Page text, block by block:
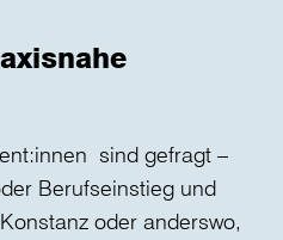
sind gefragt –
Berufseinstieg und
oder anderswo,